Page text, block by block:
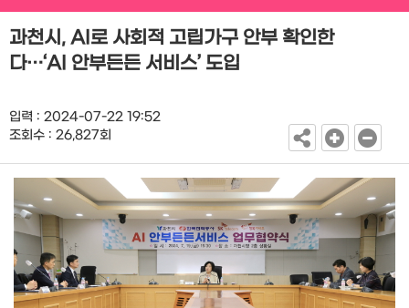
과천시, AI로 사회적 고립가구 안부 확인한
다…‘AI 안부든든 서비스’ 도입
입력 : 2024-07-22 19:52
조회수 : 26,827회